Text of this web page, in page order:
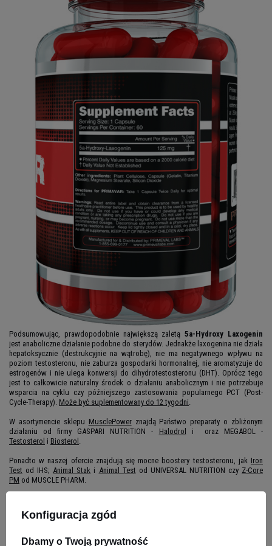
Podsumowując, prawdopodobnie największą zaletą5a-Hydroxy Laxogenin
jest anaboliczne działanie podobne do sterydów. Jednakże laxogenina nie działa
hepatoksycznie (destrukcyjnie na wątrobę), nie ma negatywnego wpływu na
poziom testosteronu, nie zaburza gospodarki hormonalnej, nie aromatyzuje do
estrogenów i nie ulega konwersji do dihydrotestosteronu (DHT). Oprócz tego
jest to całkowicie naturalny środek o działaniu anabolicznym i nie potrzebuje
wsparcia na cyklu czy późniejszego zastosowania popularnego PCT (Post-
Cycle-Therapy). Może być suplementowany do 12 tygodni
W asortymencie sklepu MusclePowerznajdą Państwo preparaty o zbliżonym
działaniu od firmy GASPARI NUTRITION - Halodrol i
oraz MEGABOL -
Testosterol i Biosterol
Ponadto w naszej ofercie znajdują się mocne boostery testosteronu, jak Iron
Test od IHS; Animal Stak i Animal Test od UNIVERSAL NUTRITION czy Z-Core
PM od MUSCLE PHARM.
Konfiguracja zgód
Dbamy o Twoją prywatność